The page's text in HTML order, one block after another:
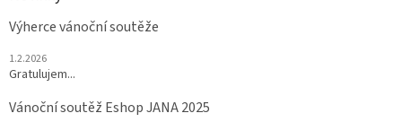
Výherce vánoční soutěže
1.2.2026
Gratulujem...
Vánoční soutěž Eshop JANA 2025